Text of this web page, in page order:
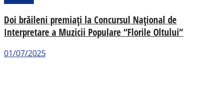
Doi brăileni premiați la Concursul Național de
Interpretare a Muzicii Populare “Florile Oltului”
01/07/2025